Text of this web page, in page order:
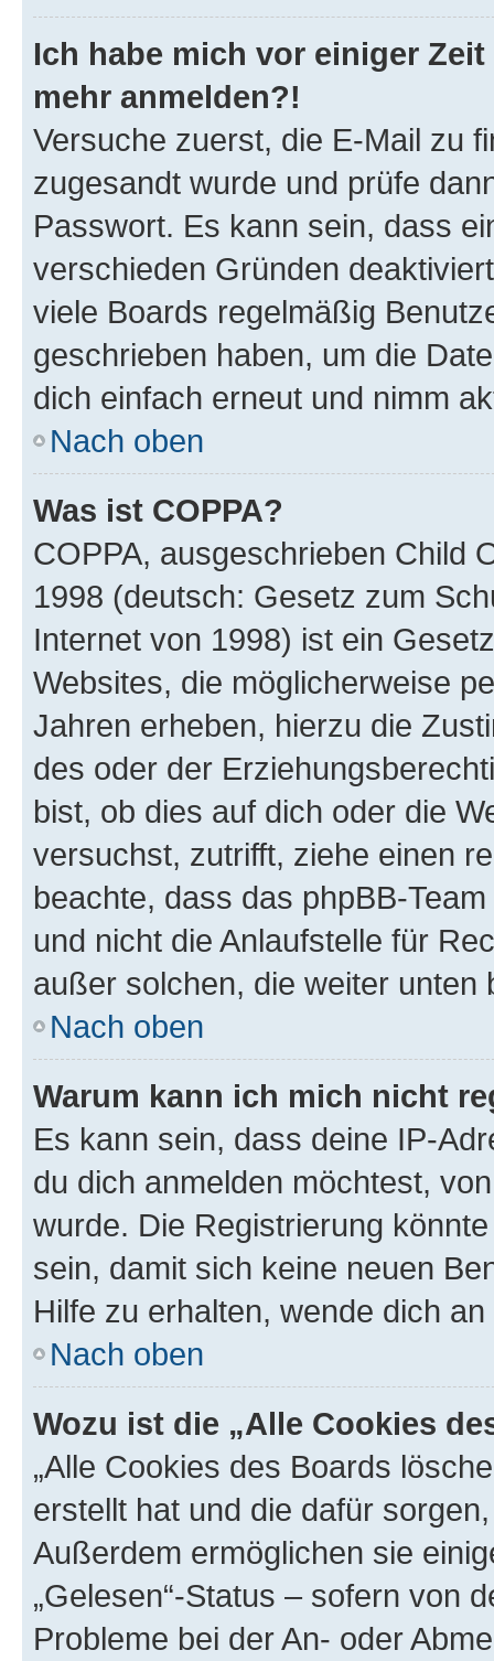
Ich habe mich vor einiger
mehr anmelden?!
Versuche zuerst, die E-Mail zu
zugesandt wurde und prüfe
Passwort. Es kann sein, dass
verschieden Gründen
viele Boards regelmäßig
geschrieben haben, um die
dich einfach erneut und nimm
Nach oben
Was ist COPPA?
COPPA, ausgeschrieben Child
1998 (deutsch: Gesetz zum
Internet von 1998) ist ein
Websites, die möglicherweise
Jahren erheben, hierzu die
des oder der
bist, ob dies auf dich oder die
versuchst, zutrifft, ziehe einen
beachte, dass das phpBB-
und nicht die Anlaufstelle für
außer solchen, die weiter unten
Nach oben
Warum kann ich mich nicht
Es kann sein, dass deine IP-
du dich anmelden möchtest,
wurde. Die Registrierung
sein, damit sich keine neuen
Hilfe zu erhalten, wende dich
Nach oben
Wozu ist die „Alle Cookies
„Alle Cookies des Boards
erstellt hat und die dafür
Außerdem ermöglichen sie
„Gelesen“-Status – sofern von
Probleme bei der An- oder